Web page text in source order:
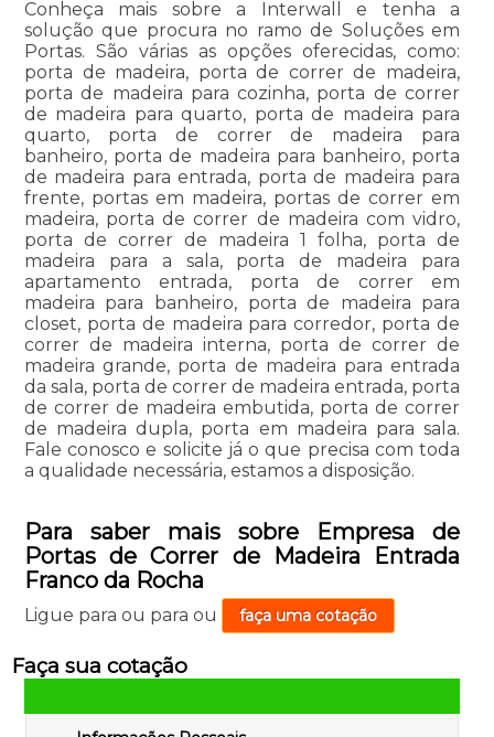
Conheça mais sobre a Interwall e tenha a
solução que procura no ramo de Soluções em
Portas. São várias as opções oferecidas, como:
porta de madeira, porta de correr de madeira,
porta de madeira para cozinha, porta de correr
de madeira para quarto, porta de madeira para
quarto, porta de correr de madeira para
banheiro, porta de madeira para banheiro, porta
de madeira para entrada, porta de madeira para
frente, portas em madeira, portas de correr em
madeira, porta de correr de madeira com vidro,
porta de correr de madeira 1 folha, porta de
madeira para a sala, porta de madeira para
apartamento entrada, porta de correr em
madeira para banheiro, porta de madeira para
closet, porta de madeira para corredor, porta de
correr de madeira interna, porta de correr de
madeira grande, porta de madeira para entrada
da sala, porta de correr de madeira entrada, porta
de correr de madeira embutida, porta de correr
de madeira dupla, porta em madeira para sala.
Fale conosco e solicite já o que precisa com toda
a qualidade necessária, estamos a disposição.
Para saber mais sobre Empresa de
Portas de Correr de Madeira Entrada
Franco da Rocha
Ligue para ou para ou faça uma cotação
Faça sua cotação